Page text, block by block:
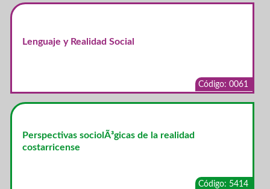
Lenguaje y Realidad Social
Código: 0061
Perspectivas sociolÃ³gicas de la realidad
costarricense
Código: 5414